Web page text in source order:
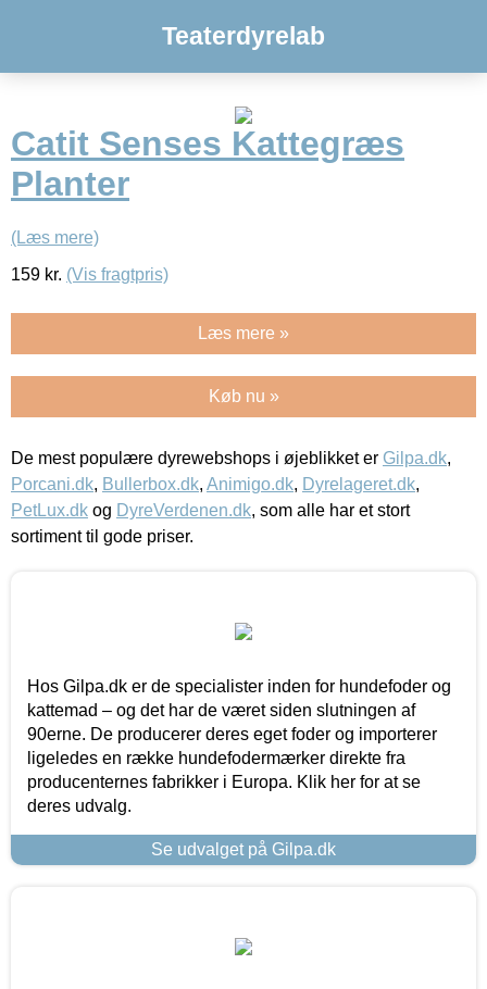
Teaterdyrelab
Catit Senses Kattegræs
Planter
(Læs mere)
159 kr. (Vis fragtpris)
Læs mere »
Køb nu »
De mest populære dyrewebshops i øjeblikket er Gilpa.dk,
Porcani.dk, Bullerbox.dk, Animigo.dk, Dyrelageret.dk,
PetLux.dk og DyreVerdenen.dk, som alle har et stort
sortiment til gode priser.
Hos Gilpa.dk er de specialister inden for hundefoder og
kattemad – og det har de været siden slutningen af
90erne. De producerer deres eget foder og importerer
ligeledes en række hundefodermærker direkte fra
producenternes fabrikker i Europa. Klik her for at se
deres udvalg.
Se udvalget på Gilpa.dk